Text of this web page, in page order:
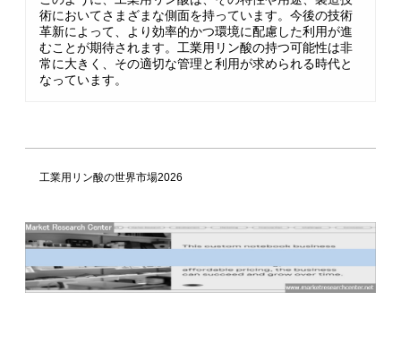
術においてさまざまな側面を持っています。今後の技術
革新によって、より効率的かつ環境に配慮した利用が進
むことが期待されます。工業用リン酸の持つ可能性は非
常に大きく、その適切な管理と利用が求められる時代と
なっています。
工業用リン酸の世界市場2026